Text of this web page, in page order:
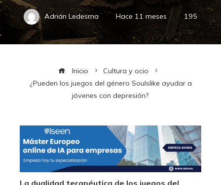
Adrián Ledesma Hace 11 meses 195
Inicio
Cultura y ocio
¿Pueden los juegos del género Soulslike ayudar a
jóvenes con depresión?
La dualidad terapéutica de los juegos del